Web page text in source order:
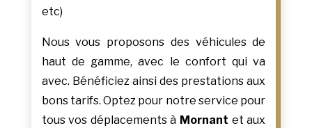
etc)
Nous vous proposons des véhicules de
haut de gamme, avec le confort qui va
avec. Bénéficiez ainsi des prestations aux
bons tarifs. Optez pour notre service pour
tous vos déplacements à Mornant et aux